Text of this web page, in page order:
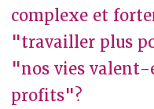
complexe et
"travailler plus
"nos vies valent-
profits"?